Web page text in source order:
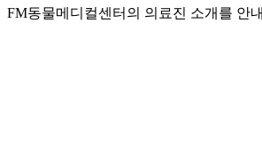
FM동물메디컬센터의 의료진 소개 를 안